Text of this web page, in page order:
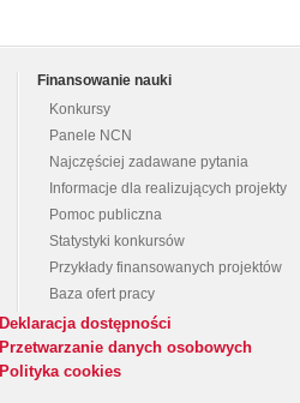
Finansowanie nauki
Konkursy
Panele NCN
Najczęściej zadawane pytania
Informacje dla realizujących projekty
Pomoc publiczna
Statystyki konkursów
Przykłady finansowanych projektów
Baza ofert pracy
Deklaracja dostępności
Przetwarzanie danych osobowych
Polityka cookies